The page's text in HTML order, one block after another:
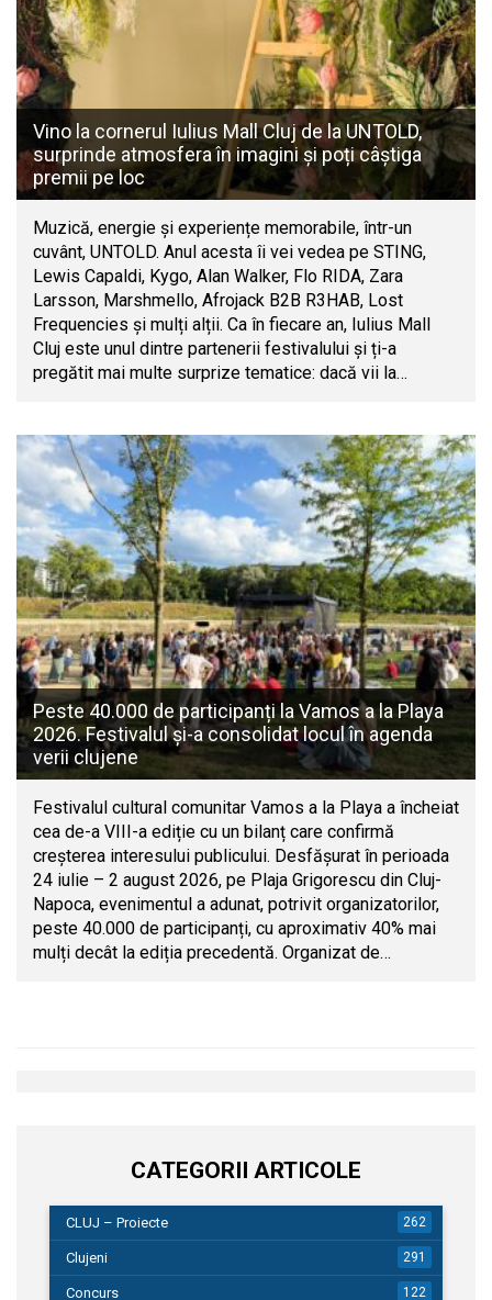
Vino la cornerul Iulius Mall Cluj de la UNTOLD,
surprinde atmosfera în imagini și poți câștiga
premii pe loc
Muzică, energie și experiențe memorabile, într-un
cuvânt, UNTOLD. Anul acesta îi vei vedea pe STING,
Lewis Capaldi, Kygo, Alan Walker, Flo RIDA, Zara
Larsson, Marshmello, Afrojack B2B R3HAB, Lost
Frequencies și mulți alții. Ca în fiecare an, Iulius Mall
Cluj este unul dintre partenerii festivalului și ți-a
pregătit mai multe surprize tematice: dacă vii la…
Peste 40.000 de participanți la Vamos a la Playa
2026. Festivalul și-a consolidat locul în agenda
verii clujene
Festivalul cultural comunitar Vamos a la Playa a încheiat
cea de-a VIII-a ediție cu un bilanț care confirmă
creșterea interesului publicului. Desfășurat în perioada
24 iulie – 2 august 2026, pe Plaja Grigorescu din Cluj-
Napoca, evenimentul a adunat, potrivit organizatorilor,
peste 40.000 de participanți, cu aproximativ 40% mai
mulți decât la ediția precedentă. Organizat de…
CATEGORII ARTICOLE
CLUJ – Proiecte 262
Clujeni 291
Concurs 122